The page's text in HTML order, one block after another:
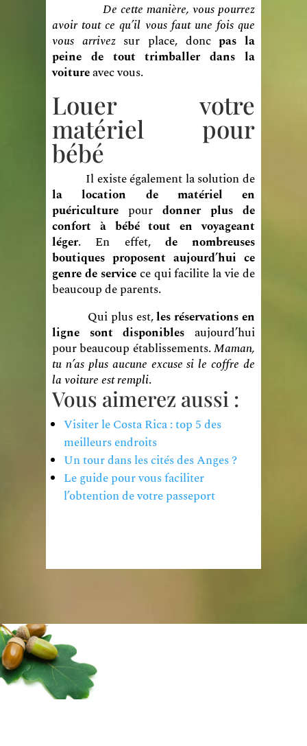
De cette manière, vous pourrez
avoir tout ce qu’il vous faut une fois que
vous arrivezsur place, doncpas la
peine de tout trimballer dans la
voitureavec vous.
Louer votre
matériel pour
bébé
Il existe également la solution de
la location de matériel en
puériculture pour donner plus de
confort à bébé tout en voyageant
léger. En effet, de nombreuses
boutiques proposent aujourd’hui ce
genre de servicece qui facilite la vie de
beaucoup de parents.
Qui plus est,les réservations en
ligne sont disponibles aujourd’hui
pour beaucoup établissements.Maman,
tu n’as plus aucune excuse si le coffre de
la voiture est rempli.
Vous aimerez aussi :
Visiter le Costa Rica : top 5 des
meilleurs endroits
Un tour dans les cités des Anges ?
Le guide pour vous faciliter
l’obtention de votre passeport